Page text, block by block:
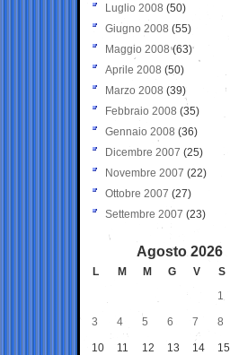
Luglio 2008 (50)
Giugno 2008 (55)
Maggio 2008(63)
Aprile 2008 (50)
Marzo 2008 (39)
Febbraio 2008 (35)
Gennaio 2008 (36)
Dicembre 2007 (25)
Novembre 2007 (22)
Ottobre 2007 (27)
Settembre 2007 (23)
Agosto 2026
L M M G V S
1
3 4 5 6 7 8
10 11 12 13 14 15